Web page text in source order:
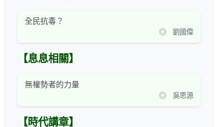
全民抗毒？
◎ 劉國偉
【息息相關】
無權勢者的力量
◎ 吳思源
【時代講章】